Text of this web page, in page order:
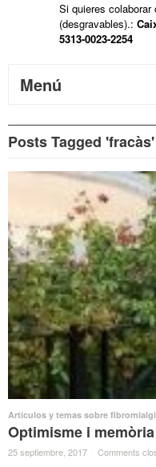
Si quieres
(desgravables).:
5313-0023-2254
Menú
Posts Tagged 'fracàs'
Artículos y temas sobre
Optimisme i memòria
25 septiembre, 2017 · Comments